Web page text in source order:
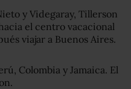
y Videgaray, Tillerson
el centro vacacional
viajar a Buenos Aires.
Colombia y Jamaica. El